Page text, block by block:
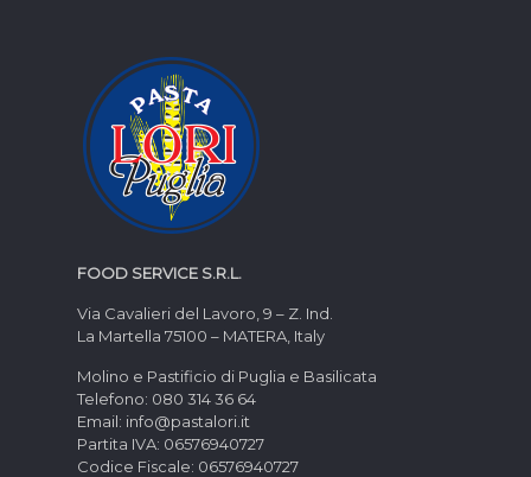
FOOD SERVICE S.R.L.
Via Cavalieri del Lavoro, 9 – Z. Ind.
La Martella 75100 – MATERA, Italy
Molino e Pastificio di Puglia e Basilicata
Telefono: 080 314 36 64
Email: info@pastalori.it
Partita IVA: 06576940727
Codice Fiscale: 06576940727